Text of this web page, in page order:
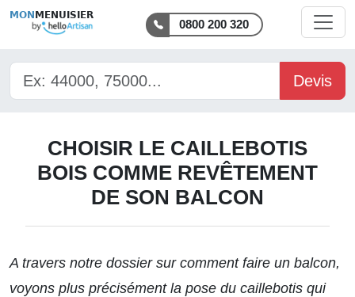
MON MENUISIER
0800 200 320
Devis
CHOISIR LE CAILLEBOTIS
BOIS COMME REVÊTEMENT
DE SON BALCON
A travers notre dossier sur comment faire un balcon,
voyons plus précisément la pose du caillebotis qui